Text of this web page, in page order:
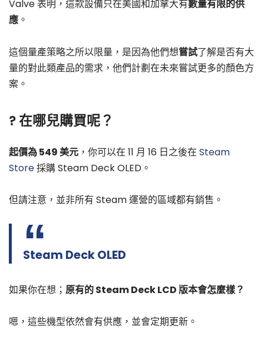
Valve 表明，這款設備只在美國和加拿大有數量有限的供
應 。
這個量產策略之所以限量，是因為他們想嘗試了解是否有大
量的對此類產品的需求，他們計劃在未來嘗試更多的顏色方
案。
? 在哪兒購買呢？
起價為 549 美元 ，你可以在 11 月 16 日之後在 Steam
Store採購 Steam Deck OLED。
但請注意，並非所有 Steam 運營的區域都有銷售。
Steam Deck OLED
如果你在想； 原有的 Steam Deck LCD 版本會怎麼樣？
嗯，這些機型依然會有供應，並會定期更新。